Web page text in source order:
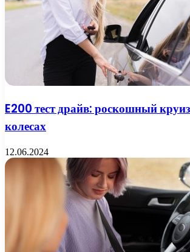
E200 тест драйв: роскошный
колесах
12.06.2024